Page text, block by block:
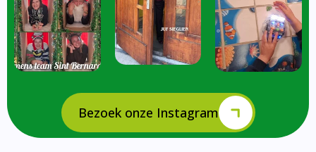
Bezoek onze Instagram